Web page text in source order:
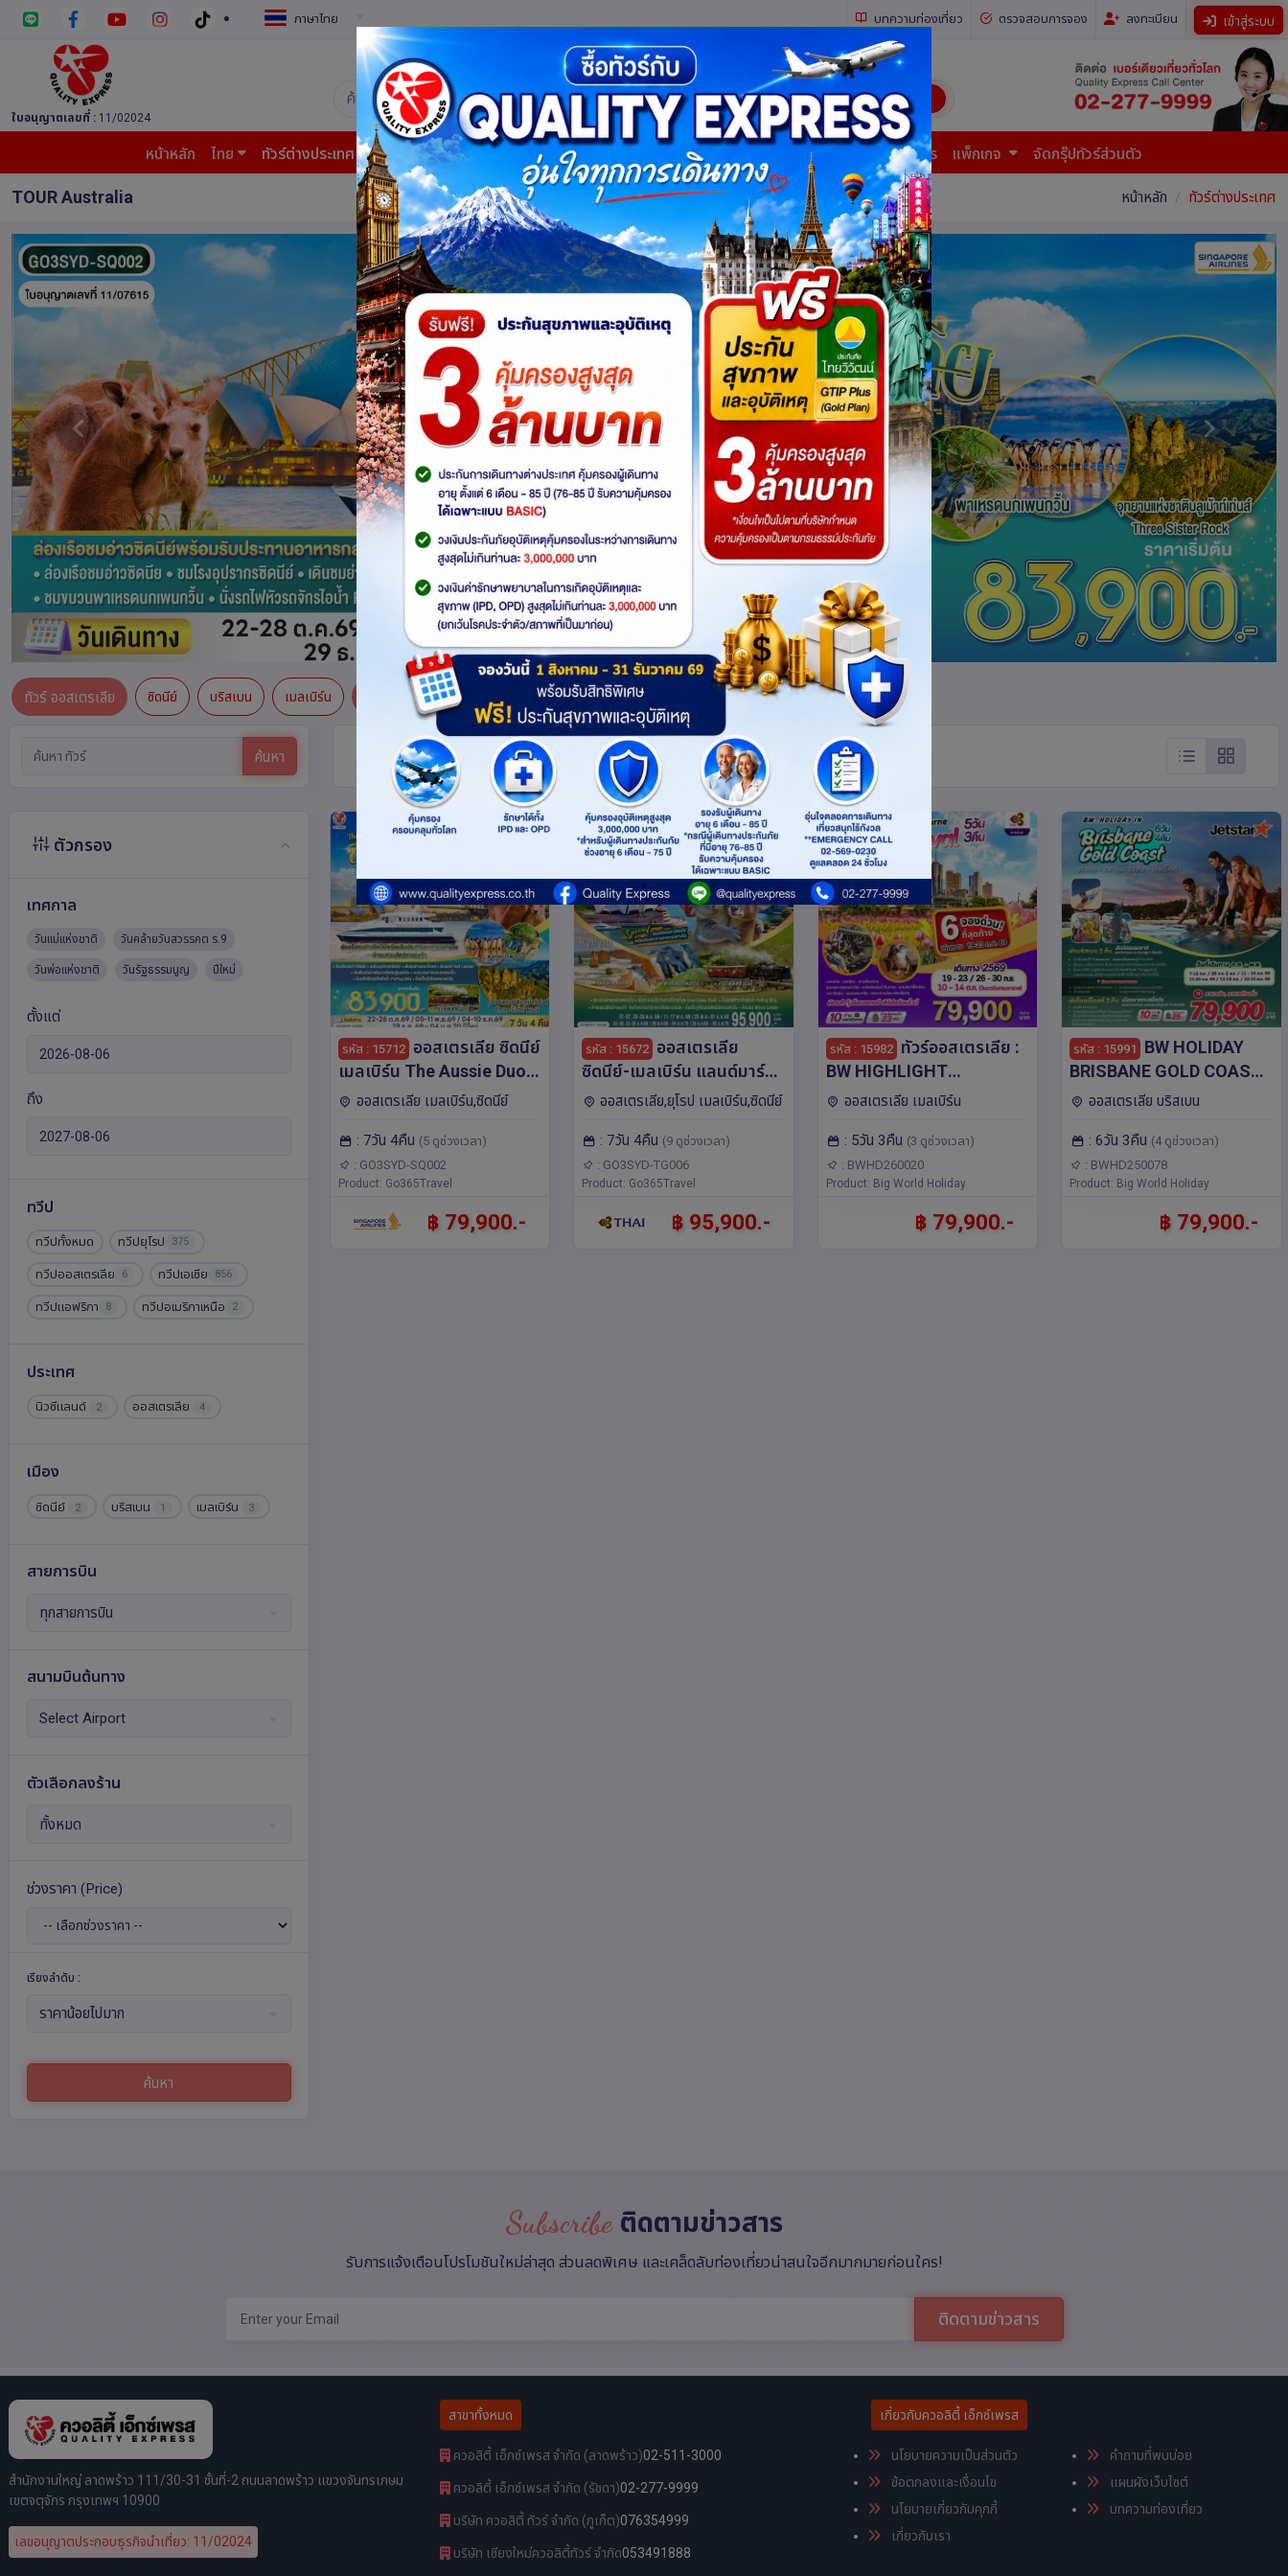
ภาษาไทย บทความท่องเที่ยว ตรวจสอบการจอง ลงทะเบียน เข้าสู่ระบบ
ใบอนุญาตเลขที่ : 11/02024
บริษัท ควอลิตี้ เอ็กซ์เพรส จำกัด ผู้เชี่ยวชาญด้านการท่องเที่ยว ทัวร์ ในประเทศ และ ต่างประเทศ (เที่ยวทั่วโลก)
หน้าหลัก ไทย ทัวร์ต่างประเทศ บินต้นทาง แพ็กเกจทัวร์ บัตรเข้าชม JR Pass เรือสำราญ บริการยื่นเอกสาร แพ็กเกจ จัดกรุ๊ปทัวร์ส่วนตัว
TOUR Australia หน้าหลัก ทัวร์ต่างประเทศ
ทัวร์ ออสเตรเลีย ซิดนีย์ บริสเบน เมลเบิร์น
ค้นหา
ตัวกรอง
เทศกาล
วันแม่แห่งชาติ วันคล้ายวันสวรรคต ร.9
วันพ่อแห่งชาติ วันรัฐธรรมนูญ ปีใหม่
ตั้งแต่
ถึง
ทวีป
ทวีปทั้งหมด ทวีปยุโรป 375
ทวีปออสเตรเลีย 6 ทวีปเอเชีย 856
ทวีปแอฟริกา 8 ทวีปอเมริกาเหนือ 2
ประเทศ
นิวซีแลนด์ 2 ออสเตรเลีย 4
เมือง
ซิดนีย์ 2 บริสเบน 1 เมลเบิร์น 3
สายการบิน
ทุกสายการบิน
สนามบินต้นทาง
Select Airport
ตัวเลือกลงร้าน
ทั้งหมด
ช่วงราคา (Price)
เรียงลำดับ :
ราคาน้อยไปมาก
ค้นหา
ทัวร์ ออสเตรเลีย
รหัส : 15712 ออสเตรเลีย ซิดนีย์
เมลเบิร์น The Aussie Duo
เที่ยวจริงใจ แดนจิงโจ้ 7 วัน 4
ออสเตรเลีย เมลเบิร์น,ซิดนีย์
: 7วัน 4คืน (5 ดูช่วงเวลา)
: GO3SYD-SQ002
Product: Go365Travel
฿ 79,900.-
รหัส : 15672 ออสเตรเลีย
ซิดนีย์-เมลเบิร์น แลนด์มาร์ค
ปักหมุด รถไฟไอน้ำ 7 วัน 4 คืน
ออสเตรเลีย,ยุโรป เมลเบิร์น,ซิดนีย์
: 7วัน 4คืน (9 ดูช่วงเวลา)
: GO3SYD-TG006
Product: Go365Travel
฿ 95,900.-
รหัส : 15982 ทัวร์ออสเตรเลีย :
BW HIGHLIGHT
MELBOURNE TULIP
การบิน Thai Airways (TG)
ออสเตรเลีย เมลเบิร์น
: 5วัน 3คืน (3 ดูช่วงเวลา)
: BWHD260020
Product: Big World Holiday
฿ 79,900.-
รหัส : 15991
BW HOLIDAY
BRISBANE GOLD COAST
6D/4N โดยสายการบิน
ออสเตรเลีย บริสเบน
: 6วัน 3คืน (4 ดูช่วงเวลา)
: BWHD250078
Product: Big World Holiday
฿ 79,900.-
Subscribe ติดตามข่าวสาร
รับการแจ้งเตือนโปรโมชันใหม่ล่าสุด ส่วนลดพิเศษ และเคล็ดลับท่องเที่ยวน่าสนใจอีกมากมายก่อนใคร!
ติดตามข่าวสาร
สำนักงานใหญ่ ลาดพร้าว 111/30-31 ชั้นที่-2 ถนนลาดพร้าว แขวงจันทรเกษม
เขตจตุจักร กรุงเทพฯ 10900
เลขอนุญาตประกอบธุรกิจนำเที่ยว: 11/02024
สาขาทั้งหมด
ควอลิตี้ เอ็กซ์เพรส จำกัด (ลาดพร้าว)02-511-3000
ควอลิตี้ เอ็กซ์เพรส จำกัด (รัชดา)02-277-9999
บริษัท ควอลิตี้ ทัวร์ จำกัด (ภูเก็ต)076354999
บริษัท เชียงใหม่ควอลิตี้ทัวร์ จำกัด053491888
เกี่ยวกับควอลิตี้ เอ็กซ์เพรส
นโยบายความเป็นส่วนตัว
ข้อตกลงและเงื่อนไข
นโยบายเกี่ยวกับคุกกี้
เกี่ยวกับเรา
คำถามที่พบบ่อย
แผนผังเว็บไซต์
บทความท่องเที่ยว